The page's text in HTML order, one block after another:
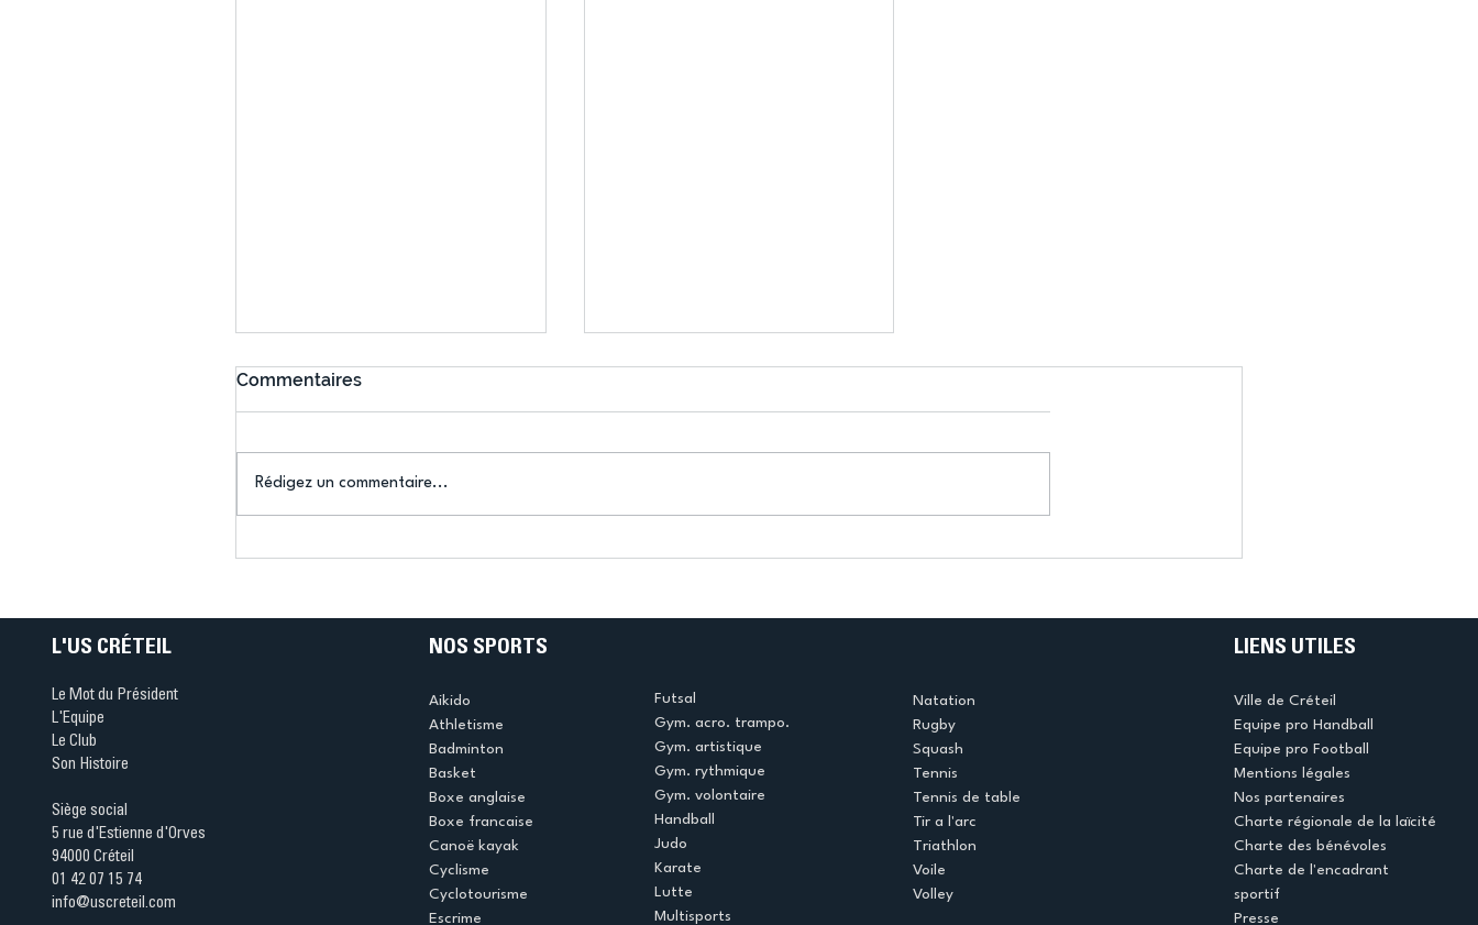
(Denise Huet)
(Didier Caudal)
Commentaires
Rédigez un commentaire...
L'US CRÉTEIL
Le Mot du Président
L'Equipe
Le Club
Son Histoire
Siège social
5 rue d'Estienne d'Orves
94000 Créteil
01 42 07 15 74
info@uscreteil.com
NOS SPORTS
Aikido
Athletisme
Badminton
Basket
Boxe anglaise
Boxe francaise
Canoë kayak
Cyclisme
Cyclotourisme
Escrime
Futsal
Gym. acro. trampo.
Gym. artistique
Gym. rythmique
Gym. volontaire
Handball
Judo
Karate
Lutte
Multisports
Natation
Rugby
Squash
Tennis
Tennis de table
Tir a l'arc
Triathlon
Voile
Volley
LIENS UTILES
Ville de Créteil
Equipe pro Handball
Equipe pro Football
Mentions légales
Nos partenaires
Charte régionale de la laïcité
Charte des bénévoles
Charte de l'encadrant
sportif
Presse